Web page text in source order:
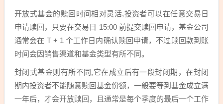
开放式基金的赎回时间相对灵活,投资者可以在任意交易日
申请赎回，只要在交易日 15:00 前提交赎回申请，基金公司
通常会在 T + 1 个工作日内确认赎回申请，不过赎回款到账
时间会因销售渠道和基金类型有所不同。
封闭式基金则有所不同,它在成立后有一段封闭期，在封闭
期内投资者不能随意赎回基金份额，一般要等到基金成立满
一年后，才会开放赎回，且通常是每个季度的最后一个工作